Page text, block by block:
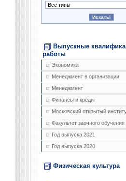
Выпускные
работы
Экономика
Менеджмент в организации
Менеджмент
Финансы и кредит
Московский открытый
Факультет заочного обучения
Год выпуска 2021
Год выпуска 2020
Физическая культура